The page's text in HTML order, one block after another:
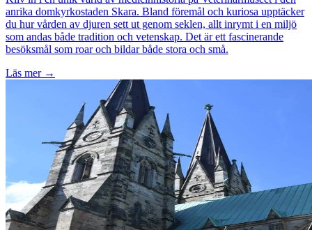
anrika domkyrkostaden Skara. Bland föremål och kuriosa upptäcker
du hur vården av djuren sett ut genom seklen, allt inrymt i en miljö
som andas både tradition och vetenskap. Det är ett fascinerande
besöksmål som roar och bildar både stora och små.
Läs mer →